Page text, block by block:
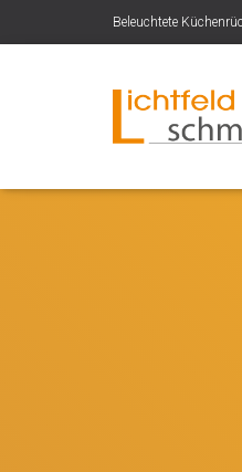
Beleuchtete